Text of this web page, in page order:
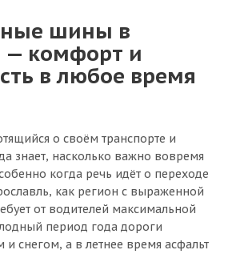
шины в
— комфорт и
в любое время
о своём транспорте и
знает, насколько важно вовремя
когда речь идёт о переходе
как регион с выраженной
от водителей максимальной
период года дороги
снегом, а в летнее время асфальт